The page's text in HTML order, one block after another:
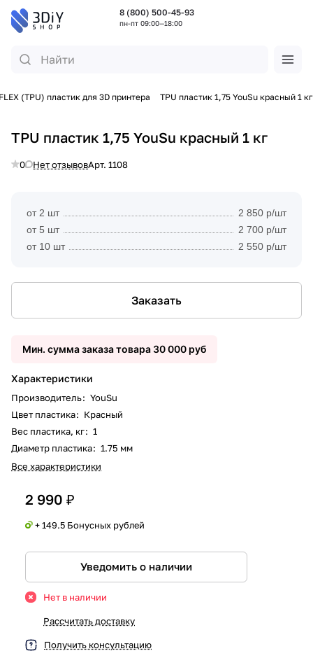
8 (800) 500-45-93
пн-пт 09:00—18:00
(TPU) пластик для 3D принтера TPU пластик 1,75 YouSu красный 1 кг
TPU пластик 1,75 YouSu красный 1 кг
0 Нет отзывовАрт. 1108
от 2 шт
2 850 р/шт
от 5 шт
2 700 р/шт
от 10 шт
2 550 р/шт
Заказать
Мин. сумма заказа товара 30 000 руб
Характеристики
Производитель: YouSu
Цвет пластика: Красный
Вес пластика, кг: 1
Диаметр пластика: 1.75 мм
Все характеристики
2 990 ₽
+ 149.5 Бонусных рублей
Уведомить о наличии
Нет в наличии
Рассчитать доставку
Получить консультацию